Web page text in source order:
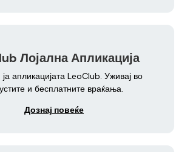
Лојална Апликација
апликацијата LeoClub. Уживај во
и бесплатните враќања.
Дознај повеќе